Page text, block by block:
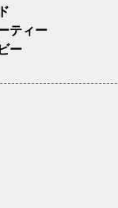
ティー
ー